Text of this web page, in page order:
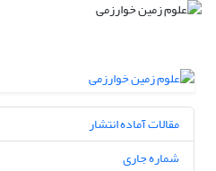
مقالات آماده انتشار
شماره جاری